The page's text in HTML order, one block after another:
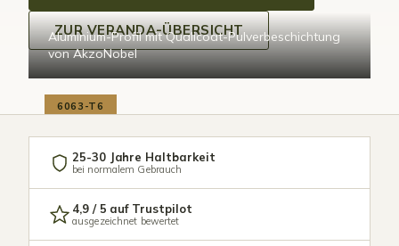
ZUR VERANDA-ÜBERSICHT
6063-T6
Aluminium-Profil mit Qualicoat-Pulverbeschichtung
von AkzoNobel
25-30 Jahre Haltbarkeit
bei normalem Gebrauch
4,9 / 5 auf Trustpilot
ausgezeichnet bewertet